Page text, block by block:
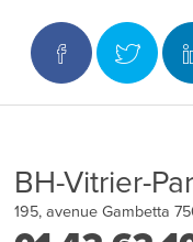
BH-Vitrier-
195, avenue Gambetta